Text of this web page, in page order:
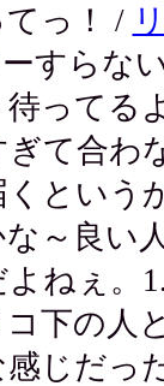
っ！ /
すらな
ってる
ぎて合わ
という
～良い
ねぇ。
下の人
じだっ